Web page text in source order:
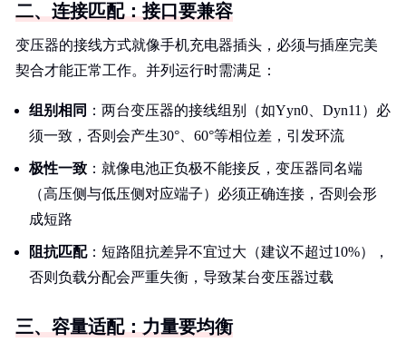
二、连接匹配：接口要兼容
变压器的接线方式就像手机充电器插头，必须与插座完美
契合才能正常工作。并列运行时需满足：
组别相同 ：两台变压器的接线组别（如Yyn0、Dyn11）必
须一致，否则会产生30°、60°等相位差，引发环流
极性一致 ：就像电池正负极不能接反，变压器同名端
（高压侧与低压侧对应端子）必须正确连接，否则会形
成短路
阻抗匹配：短路阻抗差异不宜过大（建议不超过10%），
否则负载分配会严重失衡，导致某台变压器过载
三、容量适配：力量要均衡